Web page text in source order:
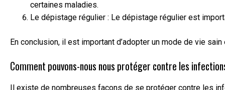
certaines maladies.
Le dépistage régulier : Le dépistage régulier est
En conclusion, il est important d’adopter un mode de vie
Comment pouvons-nous nous protéger contre les
Il existe de nombreuses façons de se protéger contre les